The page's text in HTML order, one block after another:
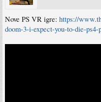
Nove PS VR igre: https://
doom-3-i-expect-you-to-die-ps4-